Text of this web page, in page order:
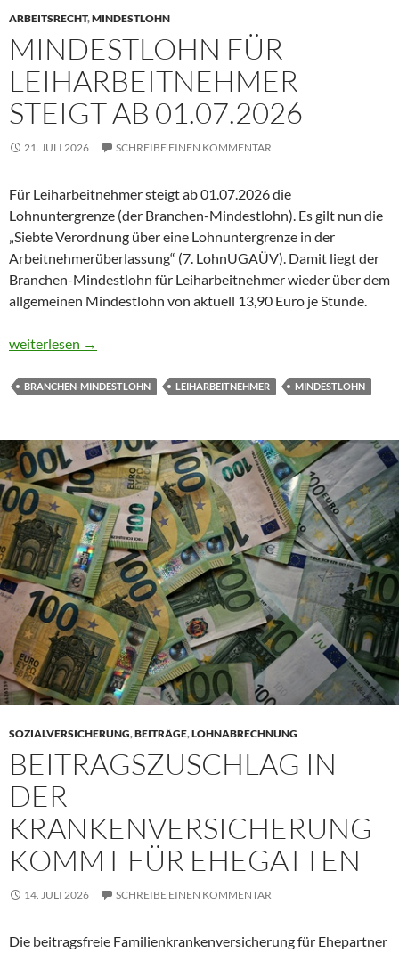
ARBEITSRECHT,MINDESTLOHN
MINDESTLOHN FÜR
LEIHARBEITNEHMER
STEIGT AB 01.07.2026
21. JULI 2026 SCHREIBE EINEN KOMMENTAR
Für Leiharbeitnehmer steigt ab 01.07.2026 die
Lohnuntergrenze (der Branchen-Mindestlohn). Es gilt nun die
„Siebte Verordnung über eine Lohnuntergrenze in der
Arbeitnehmerüberlassung“ (7. LohnUGAÜV). Damit liegt der
Branchen-Mindestlohn für Leiharbeitnehmer wieder über dem
allgemeinen Mindestlohn von aktuell 13,90 Euro je Stunde.
Mindestlohn für Leiharbeitnehmer steigt ab 01.07.2026
weiterlesen →
BRANCHEN-MINDESTLOHN LEIHARBEITNEHMER MINDESTLOHN
SOZIALVERSICHERUNG,BEITRÄGE,LOHNABRECHNUNG
BEITRAGSZUSCHLAG IN
DER
KRANKENVERSICHERUNG
KOMMT FÜR EHEGATTEN
14. JULI 2026 SCHREIBE EINEN KOMMENTAR
Die beitragsfreie Familienkrankenversicherung für Ehepartner